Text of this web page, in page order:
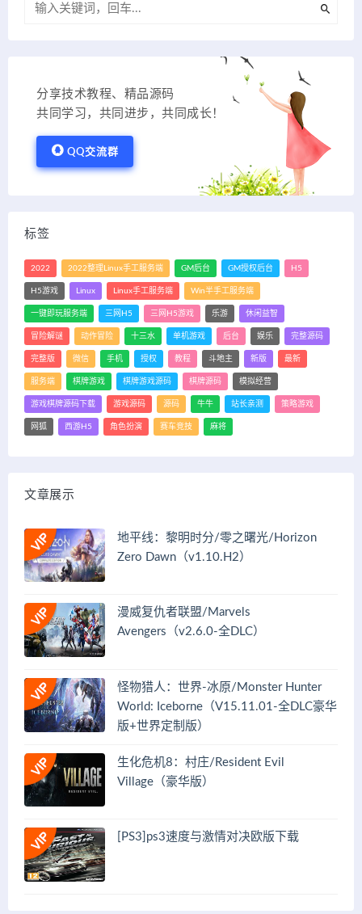
分享技术教程、精品源码
共同学习，共同进步，共同成长！
QQ交流群
标签
2022 2022整理Linux手工服务端 GM后台 GM授权后台 H5
H5游戏 Linux Linux手工服务端 Win半手工服务端
一键即玩服务端 三网H5 三网H5游戏 乐游 休闲益智
冒险解谜 动作冒险 十三水 单机游戏 后台 娱乐 完整源码
完整版 微信 手机 授权 教程 斗地主 新版 最新
服务端 棋牌游戏 棋牌游戏源码 棋牌源码 模拟经营
游戏棋牌源码下载 游戏源码 源码 牛牛 站长亲测 策略游戏
网狐 西游H5 角色扮演 赛车竞技 麻将
文章展示
地平线：黎明时分/零之曙光/Horizon
Zero Dawn（v1.10.H2）
漫威复仇者联盟/Marvels
Avengers（v2.6.0-全DLC）
怪物猎人：世界-冰原/Monster Hunter
World: Iceborne（V15.11.01-全DLC豪华
版+世界定制版）
生化危机8：村庄/Resident Evil
Village（豪华版）
[PS3]ps3速度与激情对决欧版下载